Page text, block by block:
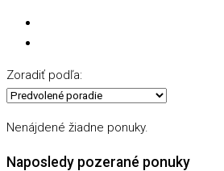
Zoradiť podľa:
Nenájdené žiadne ponuky.
Naposledy pozerané ponuky